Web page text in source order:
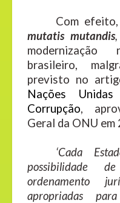
Com
mutatis mutandis,
brasileiro,
previsto no
Nações
Corrupção,
Geral da ONU em
‘Cada
possibilidade
ordenamento
apropriadas